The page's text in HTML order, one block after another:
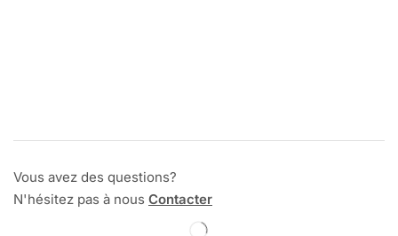
Vous avez des questions?
N'hésitez pas à nous Contacter